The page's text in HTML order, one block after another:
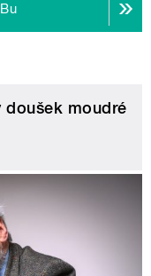
doušek moudré